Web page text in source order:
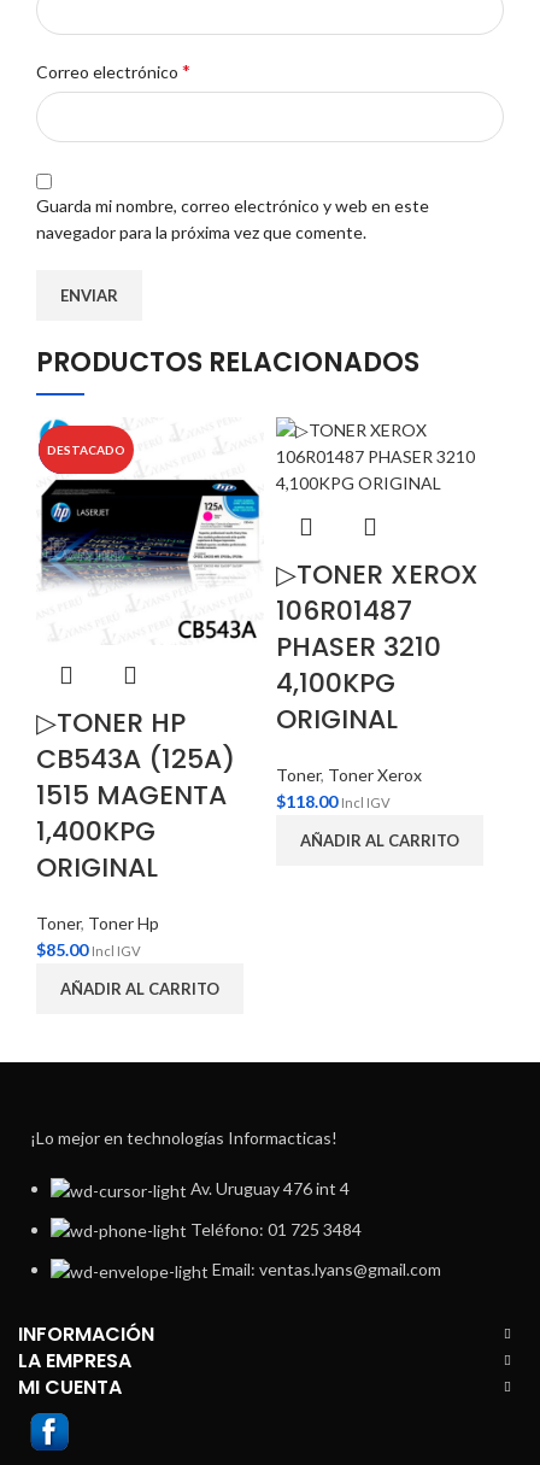
Correo electrónico *
Guarda mi nombre, correo electrónico y web en este
navegador para la próxima vez que comente.
PRODUCTOS RELACIONADOS
▷TONER HP
CB543A (125A)
1515 MAGENTA
1,400KPG
ORIGINAL
Toner, Toner Hp
$85.00 Incl IGV
AÑADIR AL CARRITO
▷TONER XEROX
106R01487
PHASER 3210
4,100KPG
ORIGINAL
Toner, Toner Xerox
$118.00 Incl IGV
AÑADIR AL CARRITO
OFERTA
OFERTA
DESTACADO
¡Lo mejor en technologías Informacticas!
Av. Uruguay 476 int 4
Teléfono: 01 725 3484
Email: ventas.lyans@gmail.com
INFORMACIÓN
LA EMPRESA
MI CUENTA